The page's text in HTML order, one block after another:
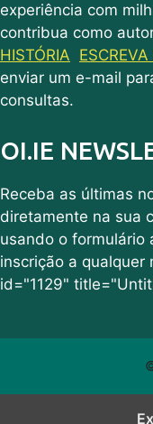
experiência com
contribua como
HISTÓRIA
enviar um e-mail
consultas.
OI.IE
Receba as últimas
diretamente na sua
usando o formulário
inscrição a
id="1129"